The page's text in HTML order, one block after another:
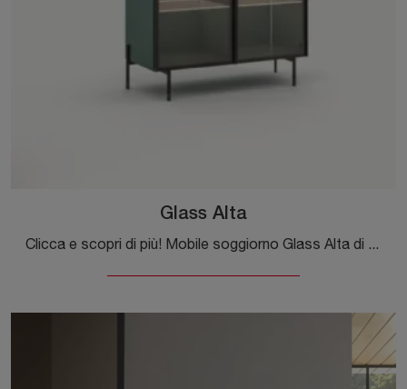
Glass Alta
Clicca e scopri di più! Mobile soggiorno Glass Alta di Orme in vetro: ti sta aspettando per completare le tue stanze moderne.